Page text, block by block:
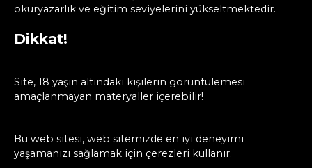
okuryazarlık ve eğitim seviyelerini yükseltmektedir.
Dikkat!
Site, 18 yaşın altındaki kişilerin görüntülemesi
amaçlanmayan materyaller içerebilir!
Bu web sitesi, web sitemizde en iyi deneyimi
yaşamanızı sağlamak için çerezleri kullanır.